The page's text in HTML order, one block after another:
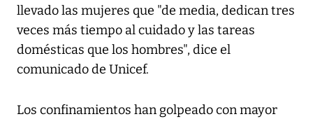
llevado las mujeres que "de media, dedican tres
veces más tiempo al cuidado y las tareas
domésticas que los hombres", dice el
comunicado de Unicef.
Los confinamientos han golpeado con mayor